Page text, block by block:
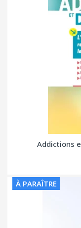
Addictions
À PARAÎTRE